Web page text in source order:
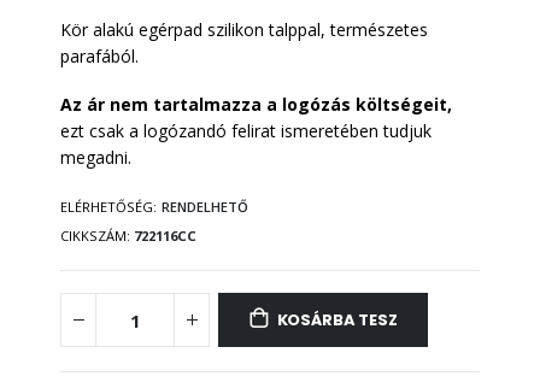
Kör alakú egérpad szilikon talppal, természetes
parafából.
Az ár nem tartalmazza a logózás költségeit,
ezt csak a logózandó felirat ismeretében tudjuk
megadni.
ELÉRHETŐSÉG: RENDELHETŐ
CIKKSZÁM 722116CC
KOSÁRBA TESZ